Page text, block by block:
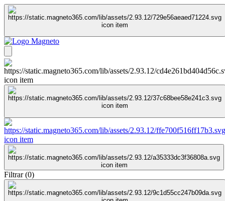
Filtrar(0)